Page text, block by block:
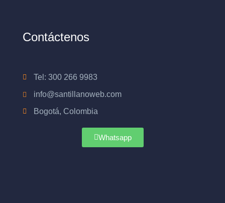
Contáctenos
Tel: 300 266 9983
info@santillanoweb.com
Bogotá, Colombia
Whatsapp